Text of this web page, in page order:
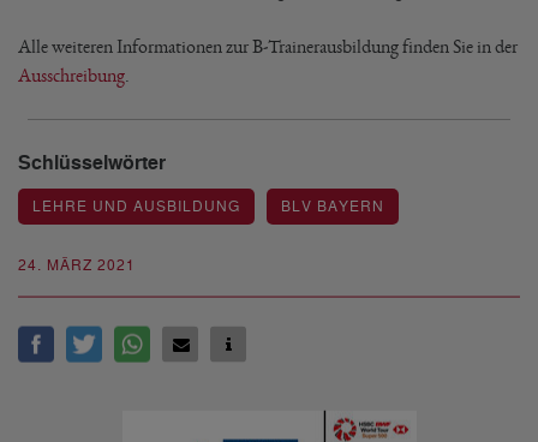
24. MÄRZ 2021
Alle weiteren Informationen zur B-Trainerausbildung finden Sie in der
Ausschreibung
Schlüsselwörter
LEHRE UND AUSBILDUNG BLV BAYERN